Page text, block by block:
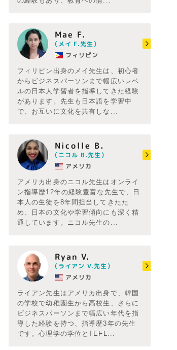
Mae F.
（メイ F.先生）
フィリピン
フィリピン出身のメイ先生は、初心者
からビジネスパーソンまで幅広いレベ
ルの日本人学習者を指導してきた経験
があります。先生も日本語を学習中
で、お互いに文化を共有しな...
Nicolle B.
（ニコル B.先生）
アメリカ
アメリカ出身のニコル先生はオンライ
ン指導歴12年の経験豊富な先生で、日
本人の生徒を8年間担当してきたた
め、日本の文化や学習傾向にも深く精
通しています。ニコル先生の...
Ryan V.
（ライアン V.先生）
アメリカ
ライアン先生はアメリカ出身で、韓国
の学校で幼稚園生から高校生、さらに
ビジネスパーソンまで幅広い年代を指
導した経験を持つ、指導歴3年の先生
です。心理学の学位とTEFL...